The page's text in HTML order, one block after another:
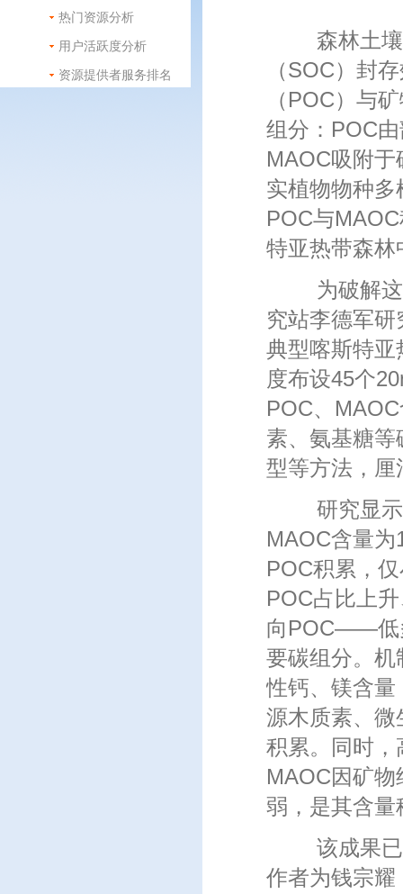
热门资源分析
用户活跃度分析
资源提供者服务排名
森林土壤是
（SOC）封
（POC）与
组分：POC
MAOC吸附
实植物物种
POC与
特亚热带森林
为破解这一
究站李德军
典型喀斯特亚
度布设45个
POC、
素、氨基糖
型等方法，厘
研究显示，
MAOC含量
POC积累，
POC占比上
向POC——低
要碳组分。机
性钙、镁含量
源木质素、微
积累。同时，
MAOC因矿
弱，是其含量
该成果已
作者为钱宗耀